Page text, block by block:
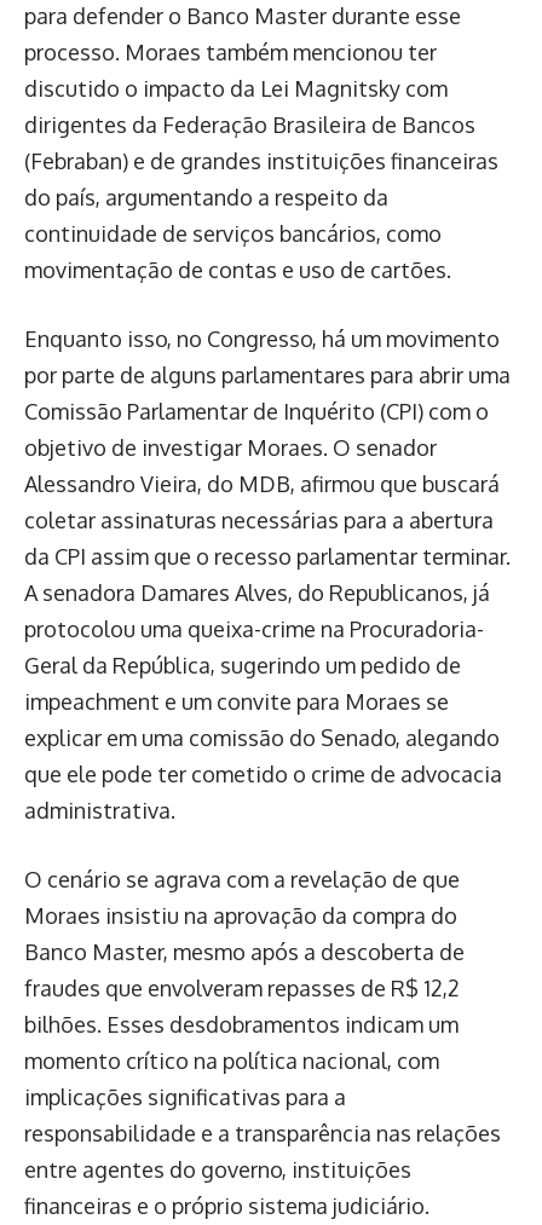
para defender o Banco Master durante esse
processo. Moraes também mencionou ter
discutido o impacto da Lei Magnitsky com
dirigentes da Federação Brasileira de Bancos
(Febraban) e de grandes instituições financeiras
do país, argumentando a respeito da
continuidade de serviços bancários, como
movimentação de contas e uso de cartões.
Enquanto isso, no Congresso, há um movimento
por parte de alguns parlamentares para abrir uma
Comissão Parlamentar de Inquérito (CPI) com o
objetivo de investigar Moraes. O senador
Alessandro Vieira, do MDB, afirmou que buscará
coletar assinaturas necessárias para a abertura
da CPI assim que o recesso parlamentar terminar.
A senadora Damares Alves, do Republicanos, já
protocolou uma queixa-crime na Procuradoria-
Geral da República, sugerindo um pedido de
impeachment e um convite para Moraes se
explicar em uma comissão do Senado, alegando
que ele pode ter cometido o crime de advocacia
administrativa.
O cenário se agrava com a revelação de que
Moraes insistiu na aprovação da compra do
Banco Master, mesmo após a descoberta de
fraudes que envolveram repasses de R$ 12,2
bilhões. Esses desdobramentos indicam um
momento crítico na política nacional, com
implicações significativas para a
responsabilidade e a transparência nas relações
entre agentes do governo, instituições
financeiras e o próprio sistema judiciário.